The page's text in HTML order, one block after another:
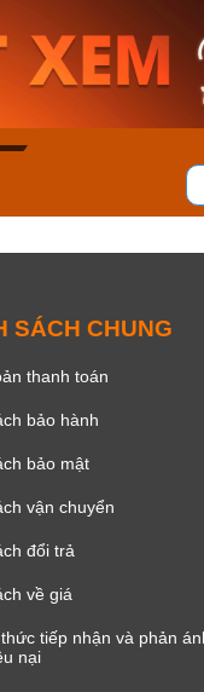
MTS-
ngay
SÁCH CHUNG
thanh toán
bảo hành
bảo mật
vận chuyển
đổi trả
về giá
tiếp nhận và phản
nại